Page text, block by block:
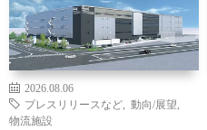
2026.08.06
プレスリリースなど
動向/展望
物流施設